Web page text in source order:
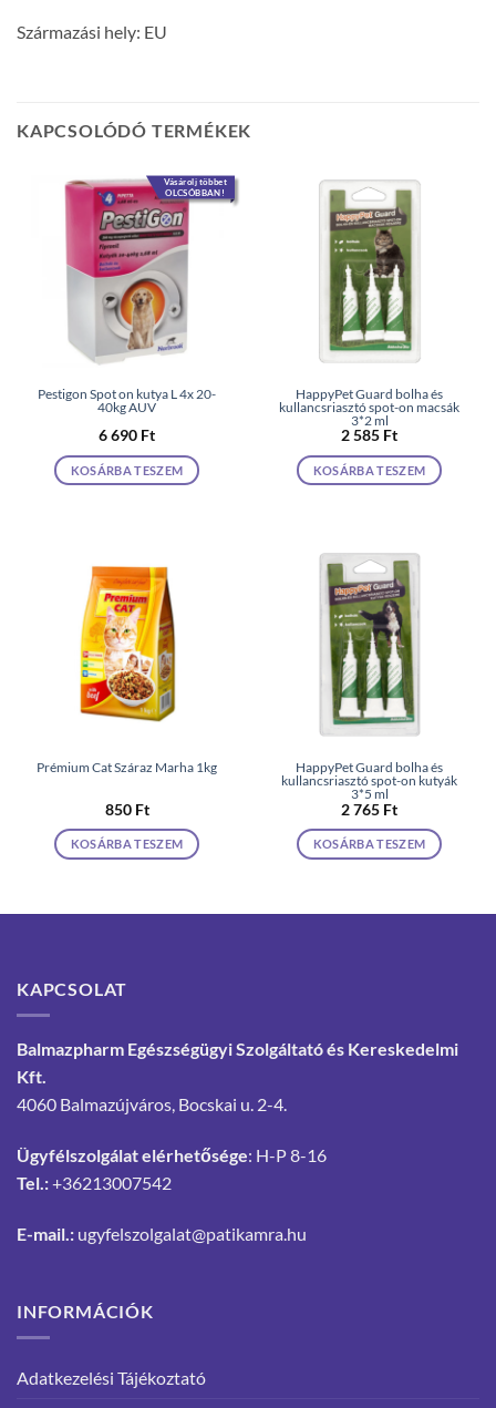
Származási hely: EU
KAPCSOLÓDÓ TERMÉKEK
Vásárolj többet
OLCSÓBBAN!
Pestigon Spot on kutya L 4x 20-
40kg AUV
6 690 Ft
KOSÁRBA TESZEM
HappyPet Guard bolha és
kullancsriasztó spot-on macsák
3*2 ml
2 585 Ft
KOSÁRBA TESZEM
Prémium Cat Száraz Marha 1kg
850 Ft
KOSÁRBA TESZEM
HappyPet Guard bolha és
kullancsriasztó spot-on kutyák
3*5 ml
2 765 Ft
KOSÁRBA TESZEM
KAPCSOLAT
Balmazpharm Egészségügyi Szolgáltató és Kereskedelmi
Kft.
4060 Balmazújváros, Bocskai u. 2-4.
Ügyfélszolgálat elérhetősége: H-P 8-16
Tel.:+36213007542
E-mail.: ugyfelszolgalat@patikamra.hu
INFORMÁCIÓK
Adatkezelési Tájékoztató